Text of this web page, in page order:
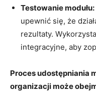
Testowanie modułu:
upewnić‍ się,⁣ że
‌rezultaty.
integracyjne, ⁣aby‍
Proces⁤ udostępniania‍
⁤organizacji ⁣może